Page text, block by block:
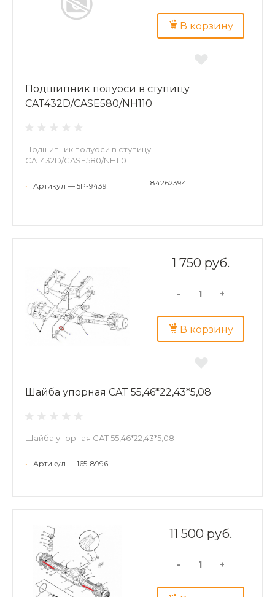
В корзину
Подшипник полуоси в ступицу
CAT432D/CASE580/NH110
Подшипник полуоси в ступицу
CAT432D/CASE580/NH110
• Артикул — 5P-9439 84262394
1 750 руб.
- +
В корзину
Шайба упорная CAT 55,46*22,43*5,08
Шайба упорная CAT 55,46*22,43*5,08
• Артикул — 165-8996
11 500 руб.
- +